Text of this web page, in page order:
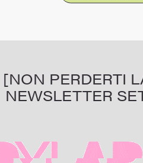
[NON PERDERTI
NEWSLETTER